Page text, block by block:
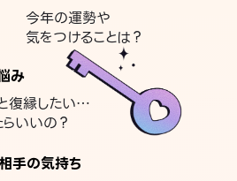
今年の運勢や
気をつけることは？
み
復縁したい…
らいいの？
手の気持ち